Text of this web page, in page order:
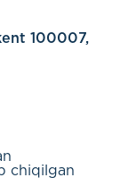
100007,
chiqilgan